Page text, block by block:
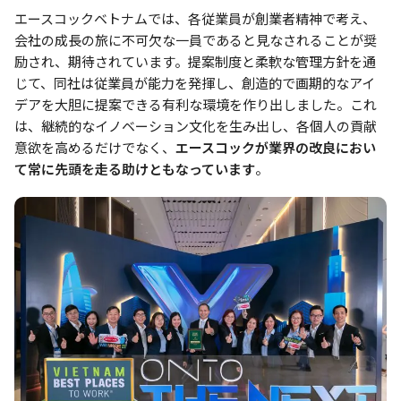
エースコックベトナムでは、各従業員が創業者精神で考え、
会社の成長の旅に不可欠な一員であると見なされることが奨
励され、期待されています。提案制度と柔軟な管理方針を通
じて、同社は従業員が能力を発揮し、創造的で画期的なアイ
デアを大胆に提案できる有利な環境を作り出しました。これ
は、継続的なイノベーション文化を生み出し、各個人の貢献
意欲を高めるだけでなく、 エースコックが業界の改良におい
て常に先頭を走る助けともなっています。